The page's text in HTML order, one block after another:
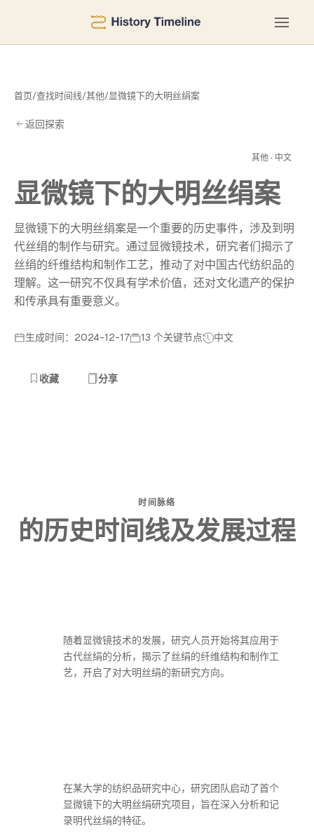
首页/查找时间线/其他/显微镜下的大明丝绢案
返回探索
其他 · 中文
显微镜下的大明丝绢案
显微镜下的大明丝绢案是一个重要的历史事件，涉及到明
代丝绢的制作与研究。通过显微镜技术，研究者们揭示了
丝绢的纤维结构和制作工艺，推动了对中国古代纺织品的
理解。这一研究不仅具有学术价值，还对文化遗产的保护
和传承具有重要意义。
生成时间：2024-12-17 13 个关键节点 中文
收藏 分享
时间脉络
的历史时间线及发展过程
随着显微镜技术的发展，研究人员开始将其应用于
古代丝绢的分析，揭示了丝绢的纤维结构和制作工
艺，开启了对大明丝绢的新研究方向。
在某大学的纺织品研究中心，研究团队启动了首个
显微镜下的大明丝绢研究项目，旨在深入分析和记
录明代丝绢的特征。